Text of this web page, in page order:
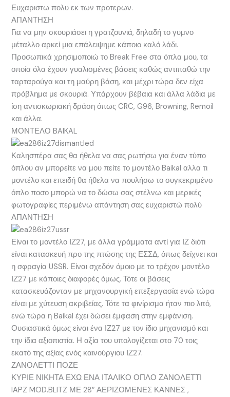
Ευχαριστω πολυ εκ των προτερων.
ΑΠΑΝΤΗΣΗ
Για να μην σκουριάσει η γρατζουνιά, δηλαδή το γυμνο
μέταλλο αρκεί μια επάλειψημε κάποιο καλό λάδι.
Προσωπικά χρησιμοποιώ το Break Free στα όπλα μου, τα
οποία όλα έχουν γυαλισμένες βάσεις καθώς αντιπαθώ την
ταρταρούγα και τη μαύρη βάση, και μέχρι τώρα δεν είχα
πρόβλημα με σκουριά. Υπάρχουν βέβαια και άλλα λάδια με
ίση αντισκωριακή δράση όπως CRC, G96, Browning, Remoil
και άλλα.
ΜΟΝΤΕΛΟ BAIKAL
Καλησπέρα σας θα ήθελα να σας ρωτήσω για έναν τύπο
όπλου αν μπορείτε να μου πείτε το μοντέλο Baikal αλλα τι
μοντέλο και επειδή θα ήθελα να πουλήσω το συγκεκριμένο
όπλο ποσο μπορώ να το δώσω σας στέλνω και μερικές
φωτογραφίες περιμένω απάντηση σας ευχαριστώ πολύ
ΑΠΑΝΤΗΣΗ
Είναι το μοντέλο ΙΖ27, με άλλα γράμματα αντί για ΙΖ διότι
είναι κατασκευή προ της πτώσης της ΕΣΣΔ, όπως δείχνει και
η σφραγία USSR. Είναι σχεδόν όμοιο με το τρέχον μοντέλο
ΙΖ27 με κάποιες διαφορές όμως. Τότε οι βάσεις
κατασκευάζονταν με μηχανουργική επεξεργασία ενώ τώρα
είναι με χύτευση ακριβείας. Τότε τα φινίρισμα ήταν πιο λιτό,
ενώ τώρα η Baikal έχει δώσει έμφαση στην εμφάνιση.
Ουσιαστικά όμως είναι ένα ΙΖ27 με τον ίδιο μηχανισμό και
την ίδια αξιοπιστία. Η αξία του υπολογίζεται στο 70 τοις
εκατό της αξίας ενός καινούργιου ΙΖ27.
ΖΑΝΟΛΕΤΤΙ ΠΟΖΕ
ΚΥΡΙΕ ΝΙΚΗΤΑ ΕΧΩ ΕΝΑ ΙΤΑΛΙΚΟ ΟΠΛΟ ΖΑΝΟΛΕΤΤΙ
IAPZ MOD.BLITZ ΜΕ 28″ ΑΕΡΙΖΟΜΕΝΕΣ ΚΑΝΝΕΣ ,